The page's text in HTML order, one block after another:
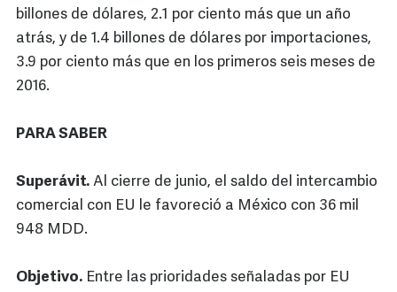
billones de dólares, 2.1 por ciento más que un año
atrás, y de 1.4 billones de dólares por importaciones,
3.9 por ciento más que en los primeros seis meses de
2016.
PARA SABER
Superávit. Al cierre de junio, el saldo del intercambio
comercial con EU le favoreció a México con 36 mil
948 MDD.
Objetivo. Entre las prioridades señaladas por EU